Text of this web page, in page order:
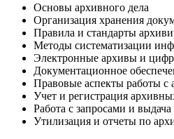
Основы архивного дела
Организация хранения
Правила и стандарты
Методы систематизации
Электронные архивы и
Документационное
Правовые аспекты работы с
Учет и регистрация
Работа с запросами и выдача
Утилизация и отчеты по